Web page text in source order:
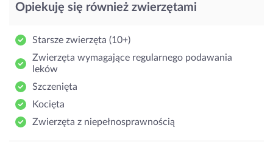
Opiekuję się również zwierzętami
Starsze zwierzęta (10+)
Zwierzęta wymagające regularnego podawania
leków
Szczenięta
Kocięta
Zwierzęta z niepełnosprawnością